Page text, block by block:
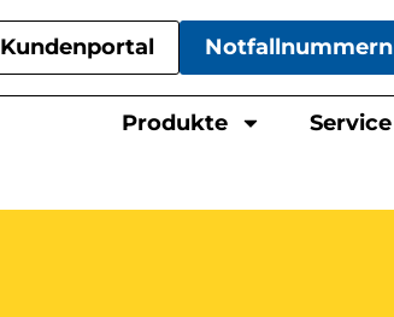
Kundenportal Notfallnummern
Produkte Service